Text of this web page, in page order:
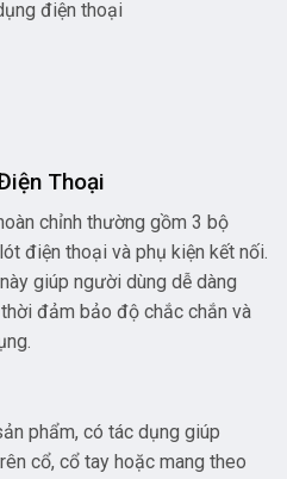
điện thoại
Thoại
chỉnh thường gồm 3 bộ
điện thoại và phụ kiện kết nối.
giúp người dùng dễ dàng
đảm bảo độ chắc chắn và
phẩm, có tác dụng giúp
cổ, cổ tay hoặc mang theo